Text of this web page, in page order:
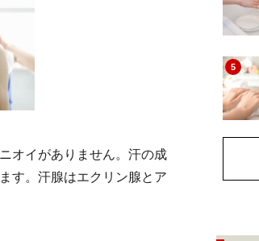
オイがありません。汗の成
す。汗腺はエクリン腺とア
5